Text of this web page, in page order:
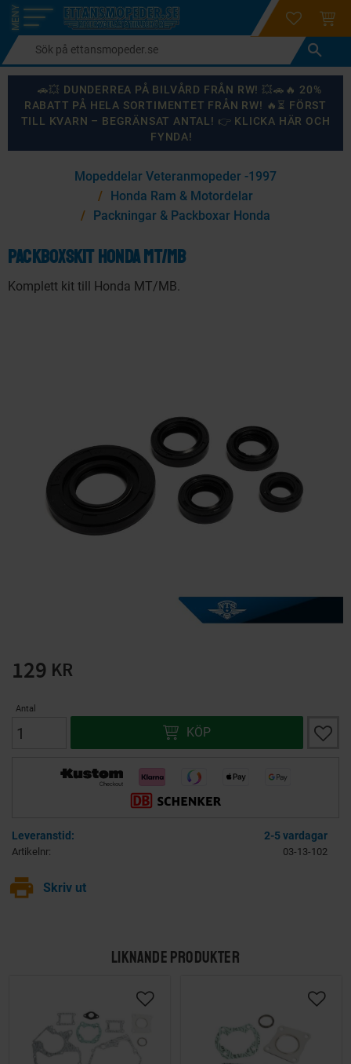
Meny
login
🚗💥 DUNDERREA PÅ BILVÅRD FRÅN RW! 💥🚗🔥 20%
RABATT PÅ HELA SORTIMENTET FRÅN RW! 🔥⏳ FÖRST
TILL KVARN – BEGRÄNSAT ANTAL! 👉 KLICKA HÄR OCH
FYNDA!
KANSKE NÅGON AV DESSA PRODUKTER KAN INTRESSERA
DIG?
ETH01m
20
solnr50-2
125KR
KÖP
Mopeddelar Veteranmopeder -1997
Honda Ram & Motordelar
Packningar & Packboxar Honda
Packboxskit Honda MT/MB
Komplett kit till Honda MT/MB.
129 KR
Antal
KÖP Lägg
2-5 vardagar
Artikelnr 03-13-102
print Skriv ut
LIKNANDE PRODUKTER